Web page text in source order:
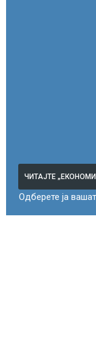
ЧИТАЈТЕ
Одберете ја